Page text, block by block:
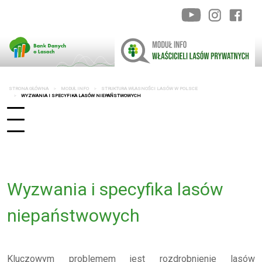
STRONA GŁÓWNA MODUŁ INFO
STRUKTURA WŁASNOŚCI LASÓW W POLSCE
WYZWANIA I SPECYFIKA LASÓW NIEPAŃSTWOWYCH
Wyzwania i specyfika lasów
niepaństwowych
Kluczowym problemem jest rozdrobnienie lasów